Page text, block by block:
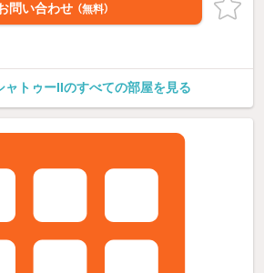
問い合わせ （無料）
ャトゥーIIのすべての部屋を見る